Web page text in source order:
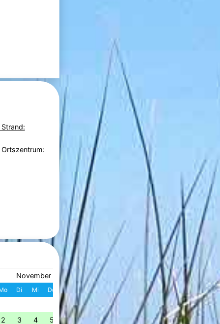
November 2026
Di Mi Do Fr Sa So
1
2 3 4 5 6 7 8
Dezember 2026
W Di Mi Do Fr
2 3 4 5
7 8 9 10